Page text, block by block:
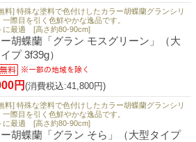
料] 特殊な塗料で色付けしたカラー胡蝶蘭グランシリ
一際目を引く色鮮やかな逸品です。
に最適 [高さ約80-90cm]
胡蝶蘭「グラン モスグリーン」（大
プ 3f39g）
円 (消費税込:41,800円)
料] 特殊な塗料で色付けしたカラー胡蝶蘭グランシリ
一際目を引く色鮮やかな逸品です。
に最適 [高さ約80-90cm]
胡蝶蘭「グラン そら」（大型タイプ